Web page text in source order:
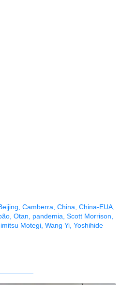
Camberra China China-EUA
Otan pandemia Scott Morrison
Motegi Wang Yi Yoshihide